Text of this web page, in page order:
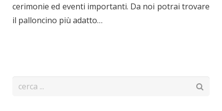
cerimonie ed eventi importanti. Da noi potrai trovare
il palloncino più adatto…